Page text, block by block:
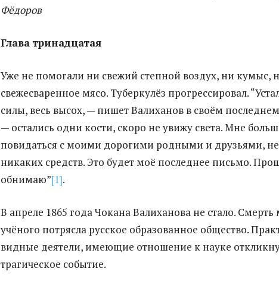
Фёдоров
Глава тринадцатая
Уже не помогали ни свежий степной воздух, ни кумыс,
свежесваренное мясо. Туберкулёз прогрессировал.
силы, весь высох, — пишет Валиханов в своём
— остались одни кости, скоро не увижу света. Мне
повидаться с моими дорогими родными и друзьями,
никаких средств. Это будет моё последнее письмо.
обнимаю”[1].
В апреле 1865 года Чокана Валиханова не стало. Смерть
учёного потрясла русское образованное общество.
видные деятели, имеющие отношение к науке
трагическое событие.